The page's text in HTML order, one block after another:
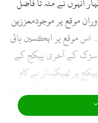
موقع پر موجودمعززین
موقع پر ایکسین ہائی
سڑک کے آخری پیکج کے
پر ٹھیکیدار نے کام
جمع خرچ کی بجائے عملی